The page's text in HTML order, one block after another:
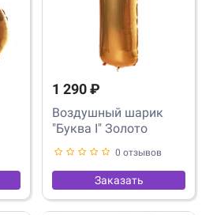
1 290 ₽
Воздушный шарик
"Буква I" Золото
0 отзывов
Заказать